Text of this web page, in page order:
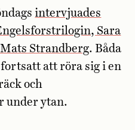
intervjuades
Sara
Strandberg. Båda
att röra sig i en
och
under ytan.